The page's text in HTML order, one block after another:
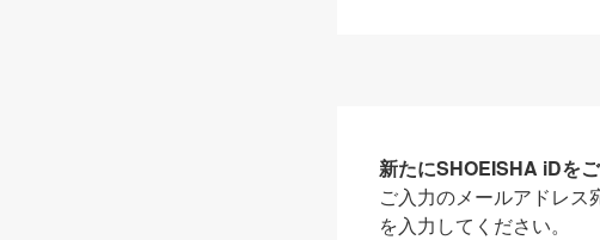
新たにSHOEISHA iDを
ご入力のメールアドレス
を入力してください。